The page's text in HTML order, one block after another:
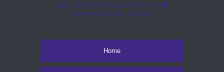
(11) 3451-3366
(11) 91098-5778
comercial@qualyprinter.com.br
Home